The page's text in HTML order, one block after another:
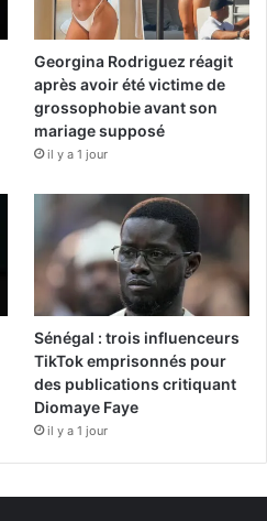
Georgina Rodriguez réagit
après avoir été victime de
grossophobie avant son
mariage supposé
il y a 1 jour
Sénégal : trois influenceurs
TikTok emprisonnés pour
des publications critiquant
Diomaye Faye
il y a 1 jour